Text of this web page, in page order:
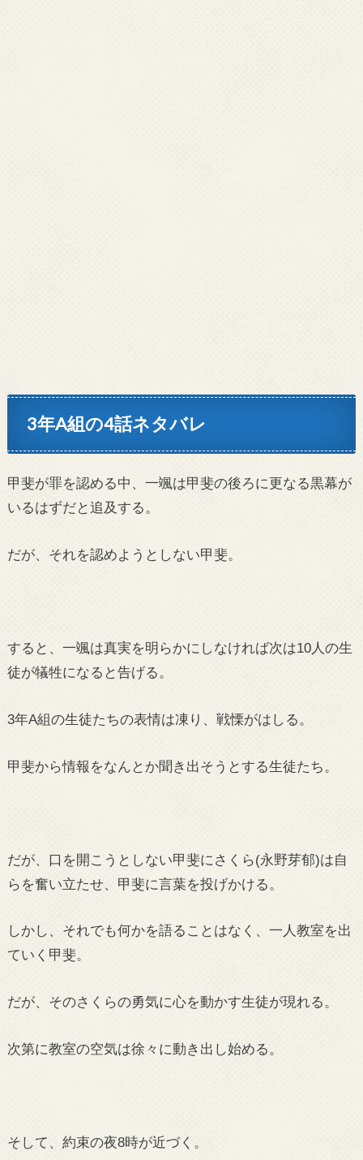
3年A組の4話ネタバレ
甲斐が罪を認める中、一颯は甲斐の後ろに更なる黒幕が
いるはずだと追及する。
だが、それを認めようとしない甲斐。
すると、一颯は真実を明らかにしなければ次は10人の生
徒が犠牲になると告げる。
3年A組の生徒たちの表情は凍り、戦慄がはしる。
甲斐から情報をなんとか聞き出そうとする生徒たち。
だが、口を開こうとしない甲斐にさくら(永野芽郁)は自
らを奮い立たせ、甲斐に言葉を投げかける。
しかし、それでも何かを語ることはなく、一人教室を出
ていく甲斐。
だが、そのさくらの勇気に心を動かす生徒が現れる。
次第に教室の空気は徐々に動き出し始める。
そして、約束の夜8時が近づく。